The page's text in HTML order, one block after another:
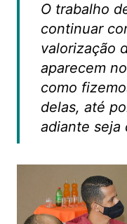
O trabalho
continuar
valorização
aparecem
como
delas, até
adiante seja